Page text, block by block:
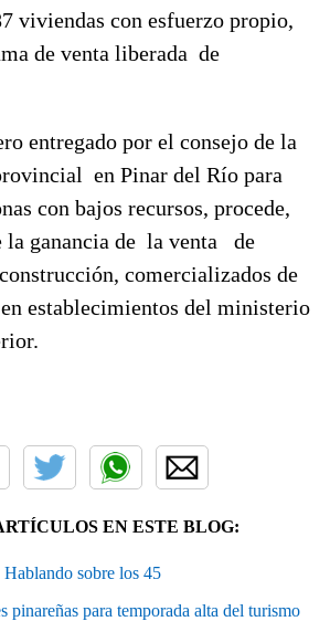
viviendas con esfuerzo propio,
de venta liberada de
entregado por el consejo de la
en Pinar del Río para
con bajos recursos, procede,
la ganancia de la venta de
comercializados de
establecimientos del ministerio
EN ESTE BLOG:
Hablando sobre los 45
pinareñas para temporada alta del turismo